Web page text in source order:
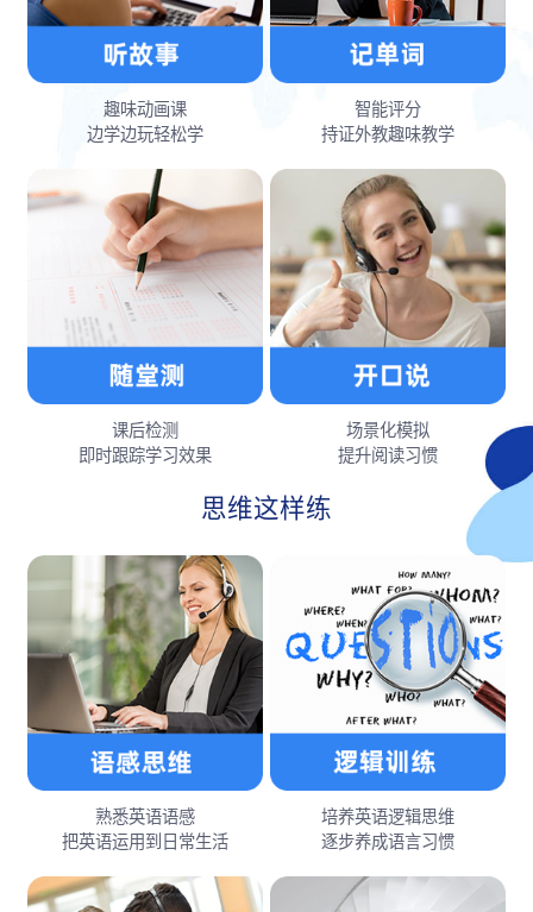
趣味动画课
边学边玩轻松学
智能评分
持证外教趣味教学
课后检测
即时跟踪学习效果
场景化模拟
提升阅读习惯
思维这样练
熟悉英语语感
把英语运用到日常生活
培养英语逻辑思维
逐步养成语言习惯